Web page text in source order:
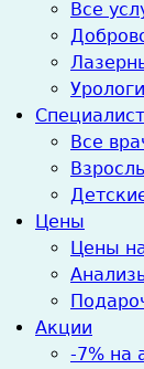
Все
Все
Цены
Цены
Акции
-7% на